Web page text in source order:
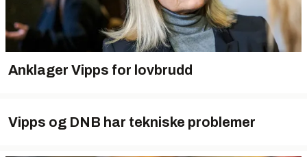
Anklager Vipps for lovbrudd
Vipps og DNB har tekniske problemer